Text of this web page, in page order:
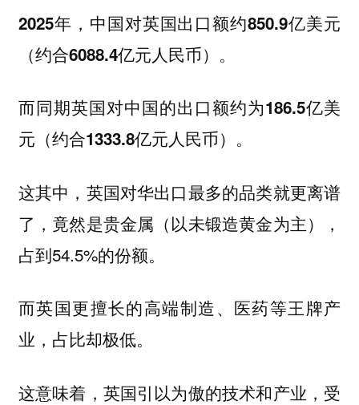
2025年，中国对英国出口额约850.9亿美元
（约合6088.4亿元人民币）。
而同期英国对中国的出口额约为186.5亿美
元（约合1333.8亿元人民币）。
这其中，英国对华出口最多的品类就更离谱
了，竟然是贵金属（以未锻造黄金为主），
占到54.5%的份额。
而英国更擅长的高端制造、医药等王牌产
业，占比却极低。
这意味着，英国引以为傲的技术和产业，受